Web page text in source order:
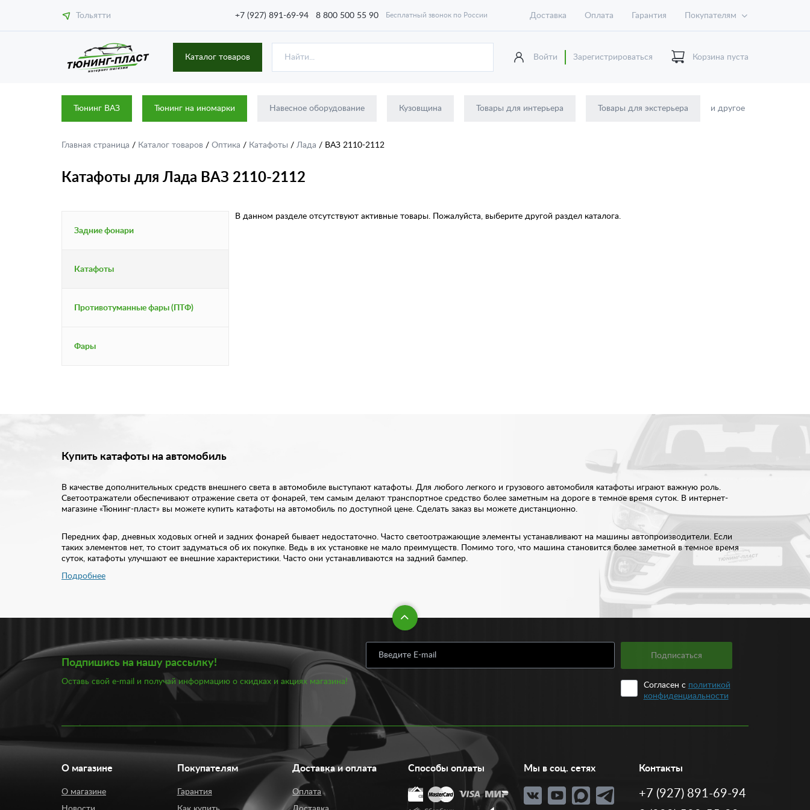
Тольятти +7 (927) 891-69-94 8 800 500 55 90 Бесплатный звонок по России Доставка Оплата Гарантия Покупателям
Каталог товаров Войти Зарегистрироваться Корзина пуста
Тюнинг ВАЗ Тюнинг на иномарки Навесное оборудование Кузовщина Товары для интерьера Товары для экстерьера и другое
Главная страница / Каталог товаров / Оптика / Катафоты / Лада / ВАЗ 2110-2112
Катафоты для Лада ВАЗ 2110-2112
Задние фонари
Катафоты
Противотуманные фары (ПТФ)
Фары
В данном разделе отсутствуют активные товары. Пожалуйста, выберите другой раздел каталога.
Купить катафоты на автомобиль
В качестве дополнительных средств внешнего света в автомобиле выступают катафоты. Для любого легкого и грузового автомобиля катафоты играют важную роль.
Светоотражатели обеспечивают отражение света от фонарей, тем самым делают транспортное средство более заметным на дороге в темное время суток. В интернет-
магазине «Тюнинг-пласт» вы можете купить катафоты на автомобиль по доступной цене. Сделать заказ вы можете дистанционно.
Передних фар, дневных ходовых огней и задних фонарей бывает недостаточно. Часто светоотражающие элементы устанавливают на машины автопроизводители. Если
таких элементов нет, то стоит задуматься об их покупке. Ведь в их установке не мало преимуществ. Помимо того, что машина становится более заметной в темное время
суток, катафоты улучшают ее внешние характеристики. Часто они устанавливаются на задний бампер.
В каталоге представлен большой выбор катафотов на различные модели и марки авто. В списке предложены как отечественные машины, так и иномарки. Ассортимент
представлен катафотами различного дизайна: с надписью или рисунком. Купить светодиодные катафоты вы можете у нас по доступной цене. Стоимость варьируется от
490 рублей. Если вы сомневаетесь в выборе катафотов или другой оптики на автомобиль, наши специалисты помогут вам подобрать оптимальный вариант. У нас вы
можете приобрести фары и катафоты под конкретную модель и марку авто.
Подробнее
Подпишись на нашу рассылку!
Оставь свой e-mail и получай информацию о скидках и акциях магазина!
Подписаться
Согласен с политикой
конфиденциальности
О магазине
О магазине
Покупателям
Гарантия
Доставка и оплата
Оплата
Способы оплаты Мы в соц. сетях Контакты
+7 (927) 891-69-94